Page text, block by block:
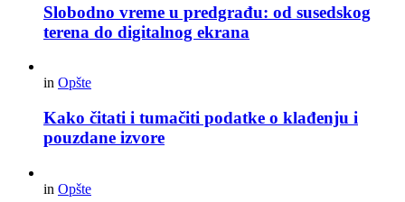
Slobodno vreme u predgrađu: od susedskog
terena do digitalnog ekrana
in Opšte
Kako čitati i tumačiti podatke o klađenju i
pouzdane izvore
in Opšte